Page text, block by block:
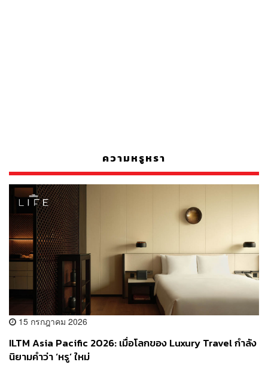
ความหรูหรา
15 กรกฎาคม 2026
ILTM Asia Pacific 2026: เมื่อโลกของ Luxury Travel กำลัง
นิยามคำว่า ‘หรู’ ใหม่